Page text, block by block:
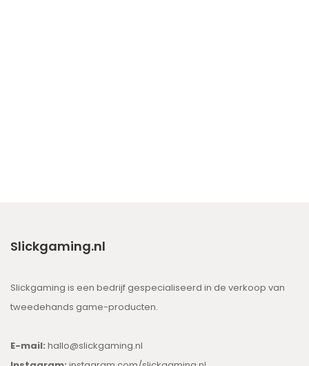
Slickgaming.nl
Slickgaming is een bedrijf gespecialiseerd in de verkoop van
tweedehands game-producten.
E-mail: hallo@slickgaming.nl